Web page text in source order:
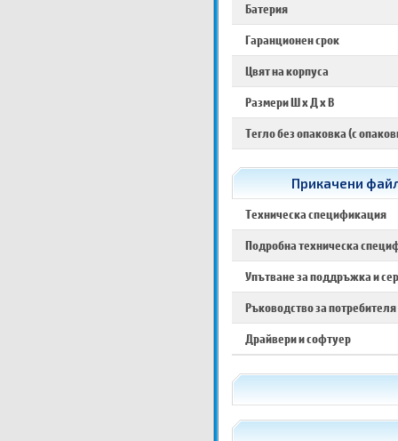
Батерия
Гаранционен срок
Цвят на корпуса
Размери Ш х Д х В
Тегло без опаковка (с
Прикачени
Техническа спецификация
Подробна техническа
Упътване за поддръжка и
Ръководство за потребителя
Драйвери и софтуер